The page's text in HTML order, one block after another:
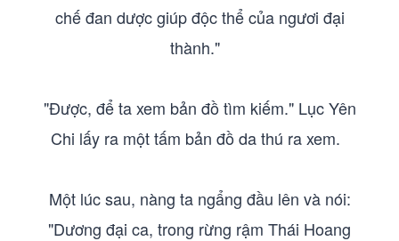
chế đan dược giúp độc thể của ngươi đại
thành."
"Được, để ta xem bản đồ tìm kiếm." Lục Yên
Chi lấy ra một tấm bản đồ da thú ra xem.
Một lúc sau, nàng ta ngẩng đầu lên và nói:
"Dương đại ca, trong rừng rậm Thái Hoang